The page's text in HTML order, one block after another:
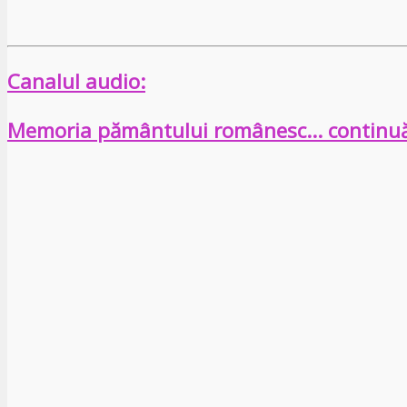
Canalul audio:
Memoria pământului românesc…